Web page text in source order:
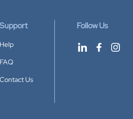
Support
Help
FAQ
Contact Us
Follow Us